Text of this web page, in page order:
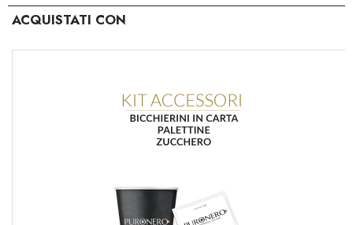
ACQUISTATI CON